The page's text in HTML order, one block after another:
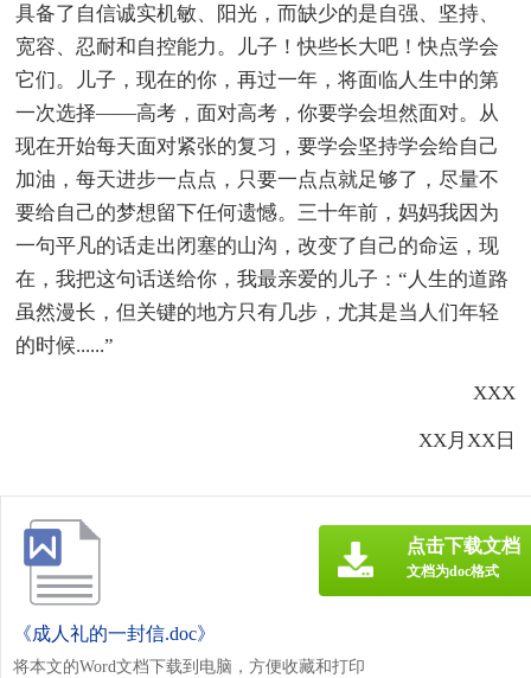
具备了自信诚实机敏、阳光，而缺少的是自强、坚持、
宽容、忍耐和自控能力。儿子！快些长大吧！快点学会
它们。儿子，现在的你，再过一年，将面临人生中的第
一次选择——高考，面对高考，你要学会坦然面对。从
现在开始每天面对紧张的复习，要学会坚持学会给自己
加油，每天进步一点点，只要一点点就足够了，尽量不
要给自己的梦想留下任何遗憾。三十年前，妈妈我因为
一句平凡的话走出闭塞的山沟，改变了自己的命运，现
在，我把这句话送给你，我最亲爱的儿子：“人生的道路
虽然漫长，但关键的地方只有几步，尤其是当人们年轻
的时候......”
XXX
XX月XX日
《成人礼的一封信.doc》
将本文的Word文档下载到电脑，方便收藏和打印
点击下载文档
文档为doc格式